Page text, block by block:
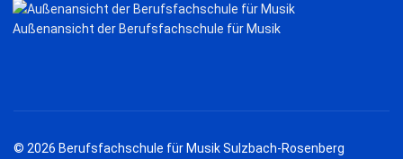
Außenansicht der Berufsfachschule für Musik
© 2026 Berufsfachschule für Musik Sulzbach-Rosenberg